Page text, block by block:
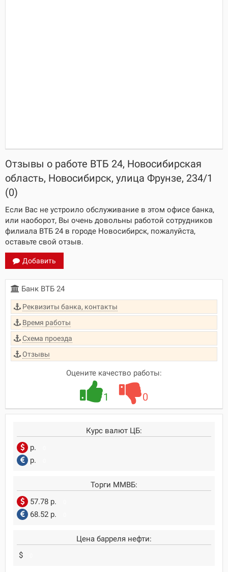
Отзывы о работе ВТБ 24, Новосибирская
область, Новосибирск, улица Фрунзе, 234/1
(0)
Если Вас не устроило обслуживание в этом офисе банка,
или наоборот, Вы очень довольны работой сотрудников
филиала ВТБ 24 в городе Новосибирск, пожалуйста,
оставьте свой отзыв.
Добавить
Банк ВТБ 24
Реквизиты банка, контакты
Время работы
Схема проезда
Отзывы
Оцените качество работы:
1 0
Курс валют ЦБ:
р.
р.
Торги ММВБ:
57.78 р.
68.52 р.
Цена барреля нефти:
$